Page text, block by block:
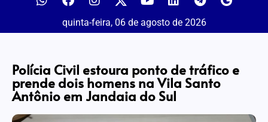
quinta-feira, 06 de agosto de 2026
Polícia Civil estoura ponto de tráfico e
prende dois homens na Vila Santo
Antônio em Jandaia do Sul